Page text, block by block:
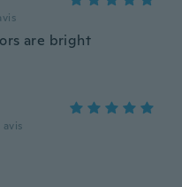
are bright
avis